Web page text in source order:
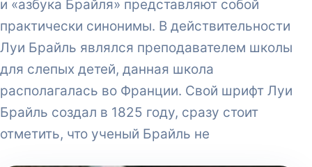
и «азбука Брайля» представляют собой
практически синонимы. В действительности
Луи Брайль являлся преподавателем школы
для слепых детей, данная школа
располагалась во Франции. Свой шрифт Луи
Брайль создал в 1825 году, сразу стоит
отметить, что ученый Брайль не